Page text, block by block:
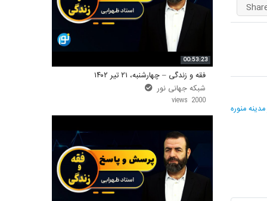
واحد علمی – درس تفسیر آسان
واحد علمی – درس صحیح بخاری
واحد علمی – درس عقیده
واحد علمی – فقه السنه
منوره
00:53:23
فقه و زندگی – چهارشنبه، ۲۱ تیر ۱۴۰۲
شبکه جهانی نور
2000 views